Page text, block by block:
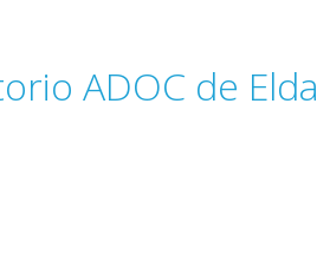
ADOC de Elda